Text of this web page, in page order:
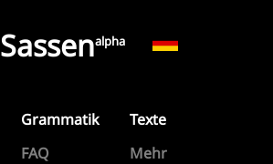
Sassenalpha
Grammatik
Texte
FAQ Mehr